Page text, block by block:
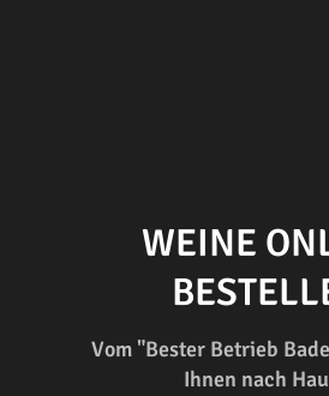
WEINE
Vom "Bester Betrieb
Ihnen nach